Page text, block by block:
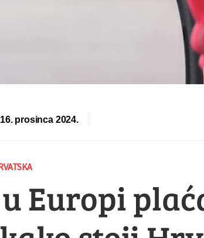
prosinca 2024.
u Europi